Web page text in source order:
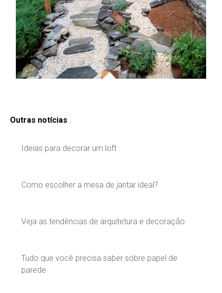
Outras notícias
Ideias para decorar um loft
Como escolher a mesa de jantar ideal?
Veja as tendências de arquitetura e decoração
Tudo que você precisa saber sobre papel de
parede